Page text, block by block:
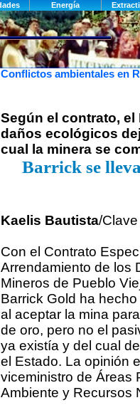
Conflictos ambientales en
Según el contrato,
daños ecológicos
cual la minera se
Barrick se
Kaelis Bautista/
Con el Contrato
Arrendamiento de los
Mineros de Pueblo
Barrick Gold ha
al aceptar la mina
de oro, pero no el
ya existía y del cual
el Estado. La opinión
viceministro de Áreas
Ambiente y Recursos